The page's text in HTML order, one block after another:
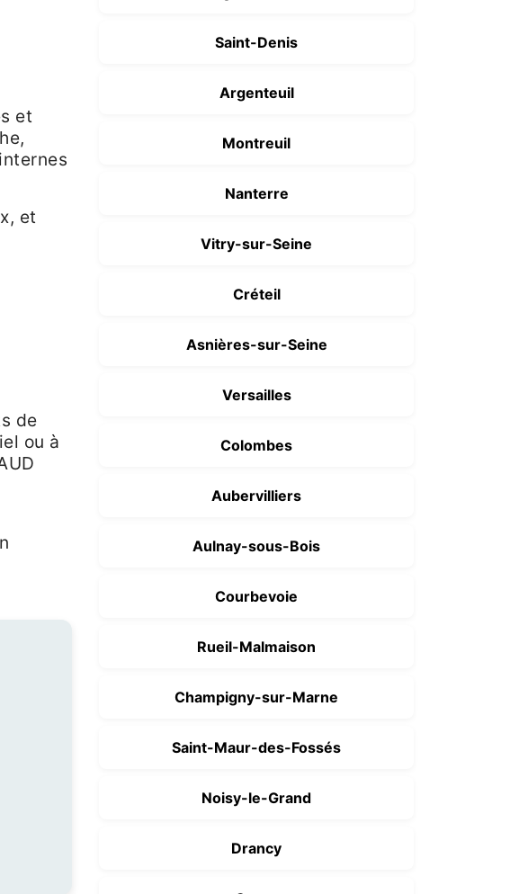
et
et
de
ou à
Saint-Denis
Argenteuil
Montreuil
Nanterre
Vitry-sur-Seine
Créteil
Asnières-sur-Seine
Versailles
Colombes
Aubervilliers
Aulnay-sous-Bois
Courbevoie
Rueil-Malmaison
Champigny-sur-Marne
Saint-Maur-des-Fossés
Noisy-le-Grand
Drancy